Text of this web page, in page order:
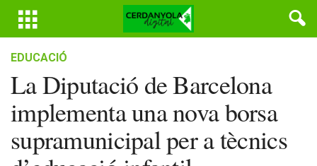
EDUCACIÓ
La Diputació de Barcelona
implementa una nova borsa
supramunicipal per a tècnics